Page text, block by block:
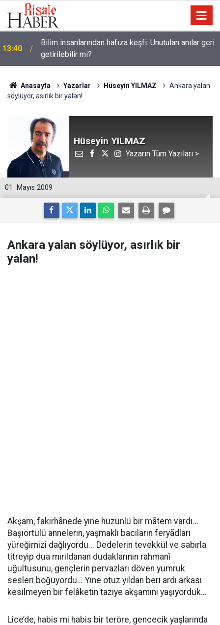
13:40
Bilim insanlarından hafıza keşfi: Unutulan anılar geri
getirilebilir mi?
Anasayfa Yazarlar Hüseyin YILMAZ
Ankara yalan
söylüyor, asırlık bir yalan!
Hüseyin YILMAZ
Yazarın Tüm Yazıları >
01 Mayıs 2009
Ankara yalan söylüyor, asırlık bir
yalan!
Akşam, fakirhãnede yine hüzünlü bir mãtem vardı...
Başıörtülü annelerin, yaşmaklı bacıların feryãdları
yüreğimizi dağlıyordu... Dedelerin tevekkül ve sabırla
titreyip dua mırıldanan dudaklarının rahmanî
uğultusunu, gençlerin pervazları döven yumruk
sesleri boğuyordu... Yine otuz yıldan beri ardı arkası
kesilmeyen bir felâketin taziye akşamını yaşıyorduk...
Lice’de, habis mi habis bir teröre, gencecik yaşlarında